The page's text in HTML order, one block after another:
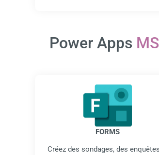
Power Apps
FORMS
Créez des sondages, des